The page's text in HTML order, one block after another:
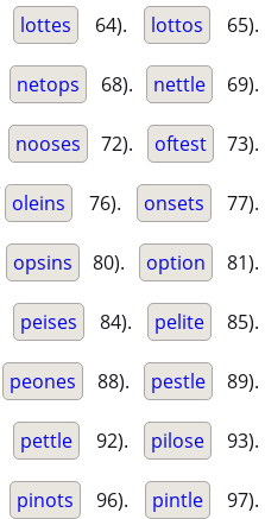
lottes 64). lottos 65).
netops 68). nettle 69).
nooses 72). oftest 73).
oleins 76). onsets 77).
opsins 80). option 81).
peises 84). pelite 85).
peones 88). pestle 89).
pettle 92). pilose 93).
pinots 96). pintle 97).